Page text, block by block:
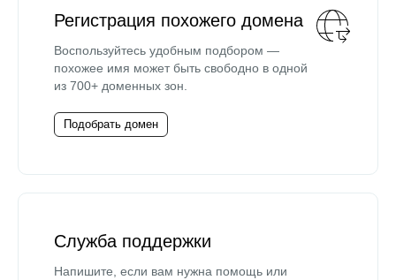
Регистрация похожего домена
Воспользуйтесь удобным подбором —
похожее имя может быть свободно в одной
из 700+ доменных зон.
Подобрать домен
Служба поддержки
Напишите, если вам нужна помощь или